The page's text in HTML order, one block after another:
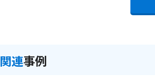
関連事例